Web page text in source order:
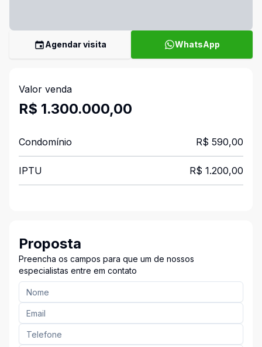
Agendar visita WhatsApp
Valor venda
R$ 1.300.000,00
Condomínio R$ 590,00
IPTU R$ 1.200,00
Proposta
Preencha os campos para que um de nossos
especialistas entre em contato